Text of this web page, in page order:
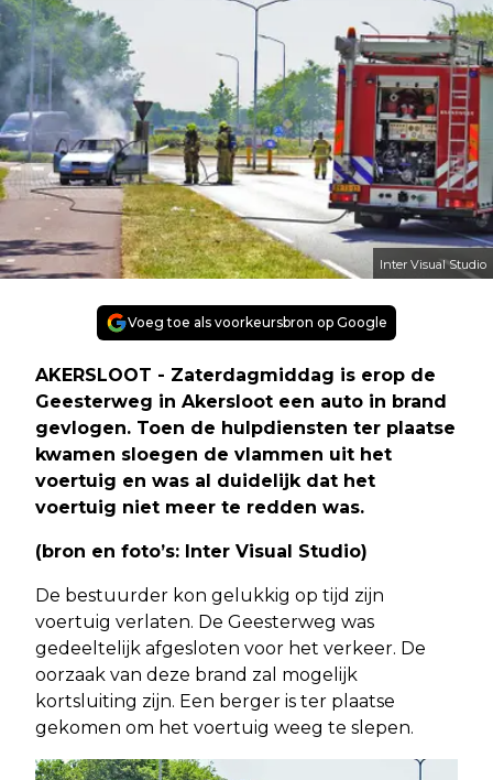
Inter Visual Studio
Voeg toe als voorkeursbron op Google
AKERSLOOT - Zaterdagmiddag is erop de
Geesterweg in Akersloot een auto in brand
gevlogen. Toen de hulpdiensten ter plaatse
kwamen sloegen de vlammen uit het
voertuig en was al duidelijk dat het
voertuig niet meer te redden was.
(bron en foto’s: Inter Visual Studio)
De bestuurder kon gelukkig op tijd zijn
voertuig verlaten. De Geesterweg was
gedeeltelijk afgesloten voor het verkeer. De
oorzaak van deze brand zal mogelijk
kortsluiting zijn. Een berger is ter plaatse
gekomen om het voertuig weeg te slepen.